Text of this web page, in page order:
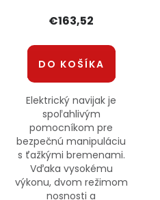
€163,52
DO KOŠÍKA
Elektrický navijak je
spoľahlivým
pomocníkom pre
bezpečnú manipuláciu
s ťažkými bremenami.
Vďaka vysokému
výkonu, dvom režimom
nosnosti a